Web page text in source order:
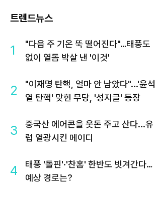
트렌드뉴스
1
"다음 주 기온 뚝 떨어진다"…태풍도
없이 열돔 박살 낸 '이것'
2
"이재명 탄핵, 얼마 안 남았다"...'윤석
열 탄핵' 맞힌 무당, '성지글' 등장
3
중국산 에어콘을 웃돈 주고 산다...유
럽 열광시킨 메이디
4
태풍 '돌핀'·'찬홈' 한반도 빗겨간다…
예상 경로는?